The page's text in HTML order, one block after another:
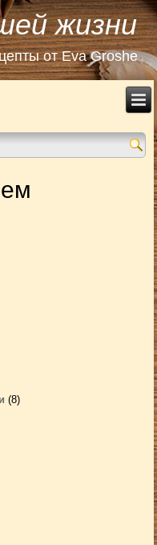
жизни
от Eva Groshe
(8)